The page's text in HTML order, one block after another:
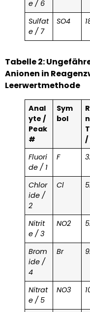
e / 6
Sulfat
e / 7
SO4
Tabelle 2:
Anionen in
Leerwertmethode
Anal
yte /
Peak
#
Sym
bol
/
Fluori
de / 1
F
Chlor
ide /
2
Cl
Nitrit
e / 3
NO2
Brom
ide /
4
Br
Nitrat
e / 5
NO3